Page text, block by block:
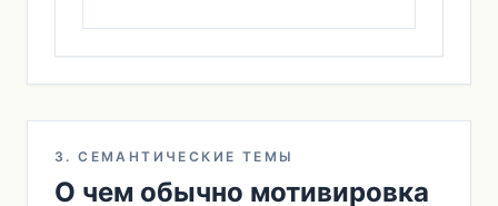
3. СЕМАНТИЧЕСКИЕ ТЕМЫ
О чем обычно мотивировка